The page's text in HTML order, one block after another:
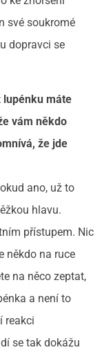
své soukromé
dopravci se
lupénku máte
vám někdo
že jde
ano, už to
hlavu.
přístupem. Nic
někdo na ruce
na něco zeptat,
a není to
reakci
se tak dokážu